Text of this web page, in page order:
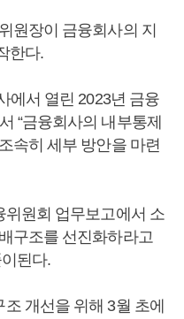
원장이 금융회사의 지
한다.
에서 열린 2023년 금융
“금융회사의 내부통제
속히 세부 방안을 마련
위원회 업무보고에서 소
구조를 선진화하라고
된다.
개선을 위해 3월 초에